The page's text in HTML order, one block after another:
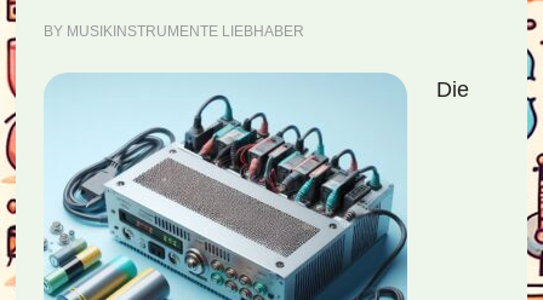
BY MUSIKINSTRUMENTE LIEBHABER
Die